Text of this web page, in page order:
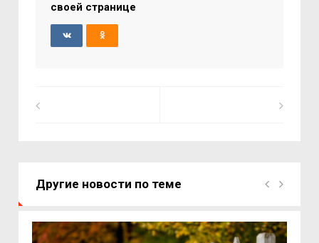
своей странице
Другие новости по теме